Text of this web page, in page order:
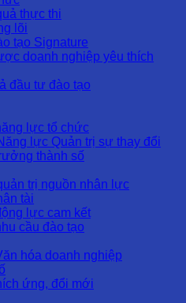
thực thi
lõi
tạo Signature
doanh nghiệp yêu thích
đầu tư đào tạo
lực tổ chức
lực Quản trị sự thay đổi
thành số
trị nguồn nhân lực
tài
lực cam kết
cầu đào tạo
hóa doanh nghiệp
ứng, đổi mới